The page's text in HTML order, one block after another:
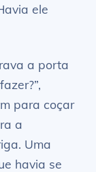
ele
a porta
para coçar
a
Uma
havia se